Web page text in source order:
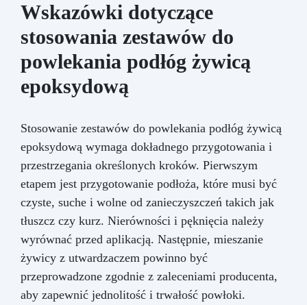
Wskazówki dotyczące
stosowania zestawów do
powlekania podłóg żywicą
epoksydową
Stosowanie zestawów do powlekania podłóg żywicą
epoksydową wymaga dokładnego przygotowania i
przestrzegania określonych kroków. Pierwszym
etapem jest przygotowanie podłoża, które musi być
czyste, suche i wolne od zanieczyszczeń takich jak
tłuszcz czy kurz. Nierówności i pęknięcia należy
wyrównać przed aplikacją. Następnie, mieszanie
żywicy z utwardzaczem powinno być
przeprowadzone zgodnie z zaleceniami producenta,
aby zapewnić jednolitość i trwałość powłoki.